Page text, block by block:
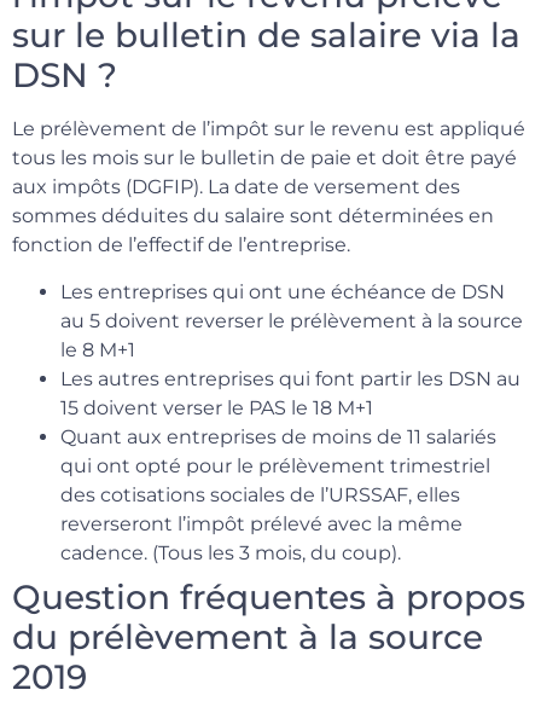
sur le bulletin de salaire via la
DSN ?
Le prélèvement de l’impôt sur le revenu est appliqué
tous les mois sur le bulletin de paie et doit être payé
aux impôts (DGFIP). La date de versement des
sommes déduites du salaire sont déterminées en
fonction de l’effectif de l’entreprise.
Les entreprises qui ont une échéance de DSN
au 5 doivent reverser le prélèvement à la source
le 8 M+1
Les autres entreprises qui font partir les DSN au
15 doivent verser le PAS le 18 M+1
Quant aux entreprises de moins de 11 salariés
qui ont opté pour le prélèvement trimestriel
des cotisations sociales de l’URSSAF, elles
reverseront l’impôt prélevé avec la même
cadence. (Tous les 3 mois, du coup).
Question fréquentes à propos
du prélèvement à la source
2019